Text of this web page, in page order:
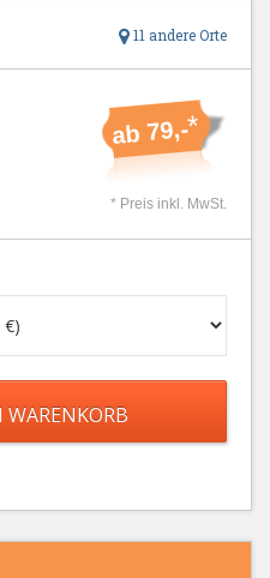
11 andere Orte
ab 79,-*
* Preis inkl. MwSt.